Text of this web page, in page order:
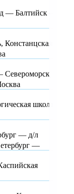
— Балтийск —
школа
— д/л
—